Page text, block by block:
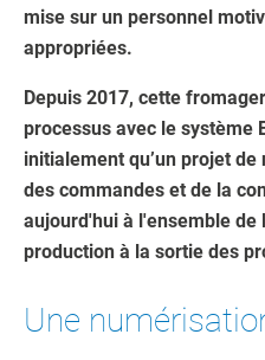
mise sur un personnel
appropriées.
Depuis 2017, cette
processus avec le système
initialement qu’un projet
des commandes et de la
aujourd'hui à l'ensemble de
production à la sortie des
Une